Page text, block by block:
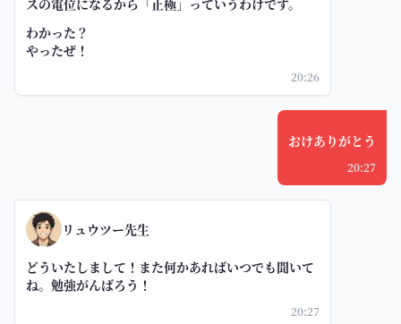
スの電位になるから「正極」っていうわけです。
わかった？
やったぜ！
20:26
おけありがとう
20:27
リュウツー先生
どういたしまして！また何かあればいつでも聞いて
ね。勉強がんばろう！
20:27